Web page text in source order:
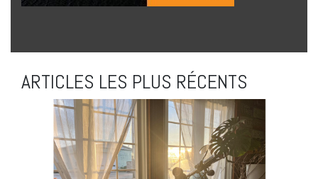
ARTICLES LES PLUS RÉCENTS